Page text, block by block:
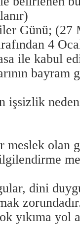
Günü; (27
4
ile kabul
bayram
işsizlik
meslek olan
dini
zorundadır.
yıkıma yol